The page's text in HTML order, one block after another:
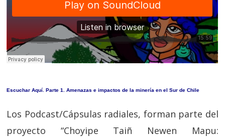
Escuchar Aquí. Parte 1. Amenazas e impactos de la minería en el Sur de Chile
Los Podcast/Cápsulas radiales, forman parte del
proyecto “Choyipe Taiñ Newen Mapu: